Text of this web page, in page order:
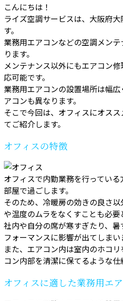
こんにちは！
ライズ空調サービスは、大阪府
す。
業務用エアコンなどの空調メン
ります。
メンテナンス以外にもエアコン
応可能です。
業務用エアコンの設置場所は幅
アコンも異なります。
そこで今回は、オフィスにオス
てご紹介します。
オフィスの特徴
オフィスで内勤業務を行ってい
部屋で過ごします。
そのため、冷暖房の効きの良さ
や温度のムラをなくすことも必要
社内や自分の席が寒すぎたり、
フォーマンスに影響が出てしまい
また、エアコン内は室内のホコ
コン内部を清潔に保てるような仕
オフィスに適した業務用エ